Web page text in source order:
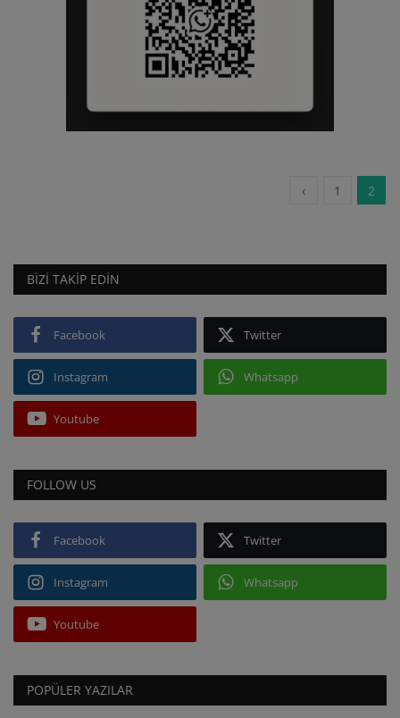
‹ 1 2
BIZI TAKIP EDIN
Facebook Twitter
Instagram Whatsapp
Youtube
FOLLOW US
Facebook Twitter
Instagram Whatsapp
Youtube
POPÜLER YAZILAR